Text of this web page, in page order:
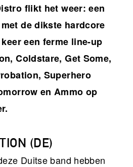
flikt het weer: een
de dikste hardcore
een ferme line-up
Coldstare, Get Some,
Superhero
en Ammo op
(DE)
Duitse band hebben